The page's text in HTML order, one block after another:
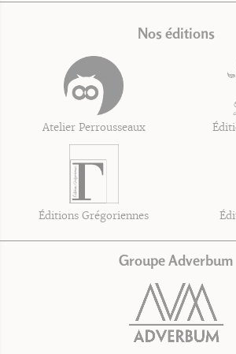
Nos éditions
Atelier Perrousseaux
Éditions Grégoriennes
Groupe Adverbum